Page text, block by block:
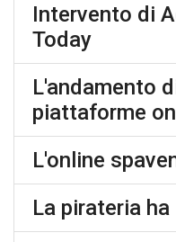
Intervento di
Today
L'andamento
piattaforme
L'online
La pirateria